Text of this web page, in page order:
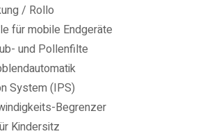
/ Rollo
für mobile Endgeräte
und Pollenfilte
System (IPS)
Begrenzer
Kindersitz